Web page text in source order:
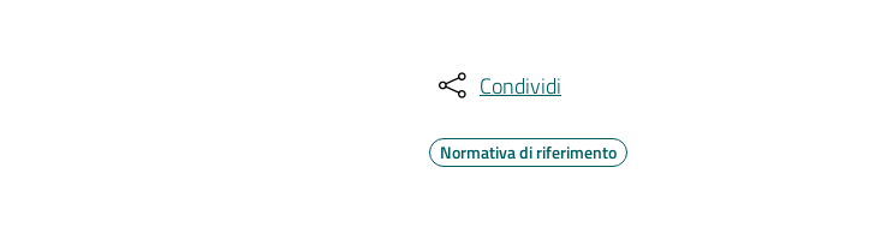
Condividi
Normativa di riferimento